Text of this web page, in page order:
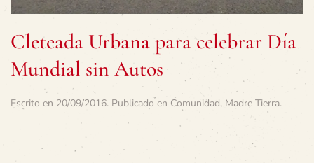
Cleteada Urbana para celebrar Día
Mundial sin Autos
Escrito en 20/09/2016. Publicado en Comunidad, Madre Tierra.